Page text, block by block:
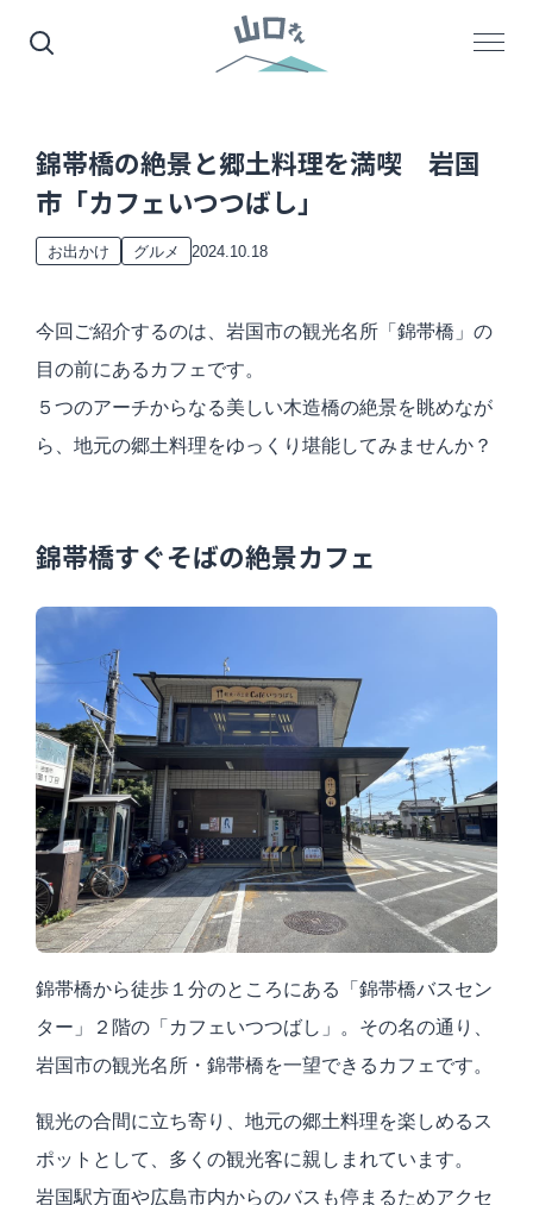
錦帯橋の絶景と郷土料理を満喫 岩国
市「カフェいつつばし」
お出かけ グルメ 2024.10.18
今回ご紹介するのは、岩国市の観光名所「錦帯橋」の
目の前にあるカフェです。
５つのアーチからなる美しい木造橋の絶景を眺めなが
ら、地元の郷土料理をゆっくり堪能してみませんか？
錦帯橋すぐそばの絶景カフェ
錦帯橋から徒歩１分のところにある「錦帯橋バスセン
ター」２階の「カフェいつつばし」。その名の通り、
岩国市の観光名所・錦帯橋を一望できるカフェです。
観光の合間に立ち寄り、地元の郷土料理を楽しめるス
ポットとして、多くの観光客に親しまれています。
岩国駅方面や広島市内からのバスも停まるためアクセ